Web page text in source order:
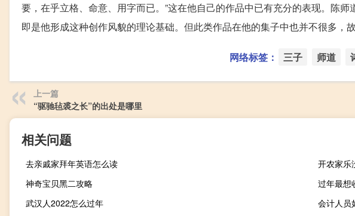
要，在乎立格、命意、用字而已。”这在他自己的作品中已有充分的表现。陈师
即是他形成这种创作风貌的理论基础。但此类作品在他的集子中也并不很多，故
网络标签： 三子 师道
上一篇
“驱驰毡裘之长”的出处是哪里
相关问题
去亲戚家拜年英语怎么读
开农家乐
神奇宝贝黑二攻略
过年最想
武汉人2022怎么过年
会计人员